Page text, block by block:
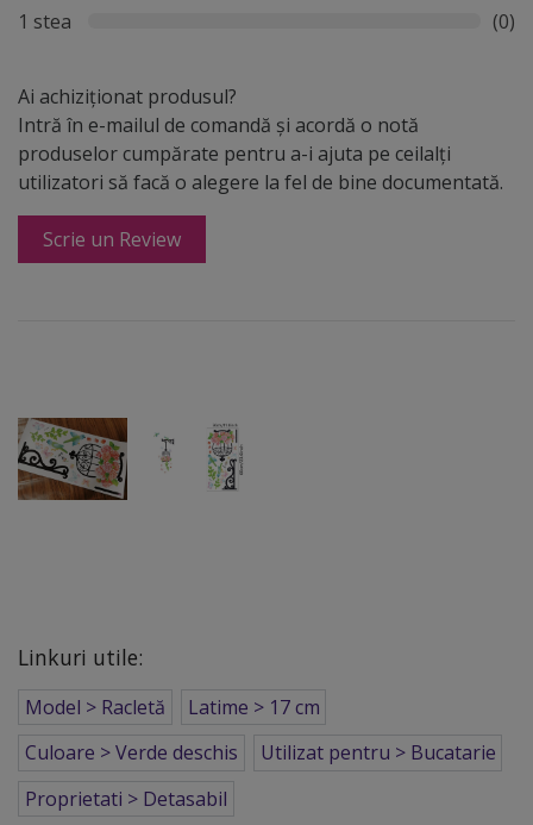
1 stea
(0)
Ai achiziționat produsul?
Intră în e-mailul de comandă și acordă o notă
produselor cumpărate pentru a-i ajuta pe ceilalți
utilizatori să facă o alegere la fel de bine documentată.
Scrie un Review
Linkuri utile:
Model > Racletă
Latime > 17 cm
Culoare > Verde deschis
Utilizat pentru > Bucatarie
Proprietati > Detasabil